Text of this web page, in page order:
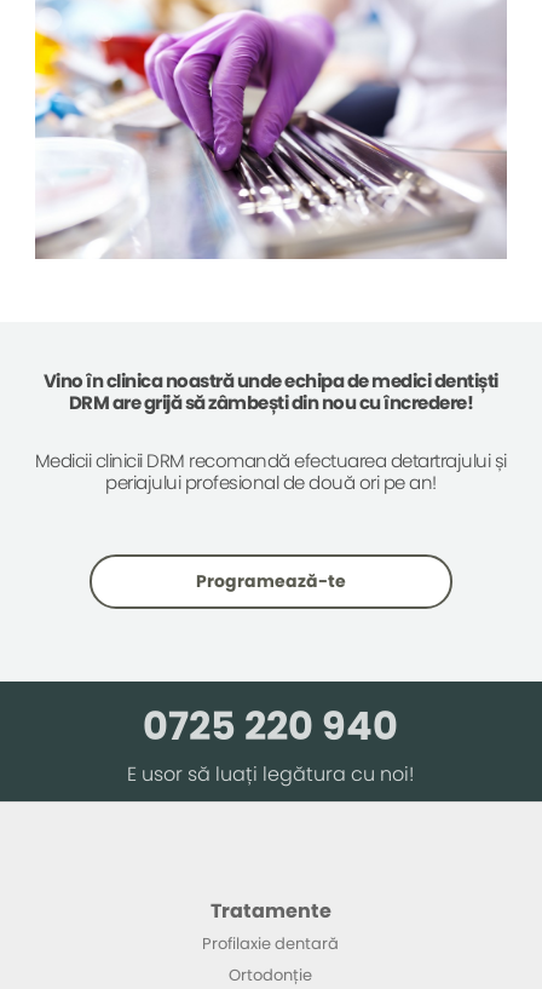
Vino în clinica noastră unde echipa de medici dentiști
DRM are grijă să zâmbești din nou cu încredere!
Medicii clinicii DRM recomandă efectuarea detartrajului și
periajului profesional de două ori pe an!
Programează-te
0725 220 940
E usor să luați legătura cu noi!
Tratamente
Profilaxie dentară
Ortodonție